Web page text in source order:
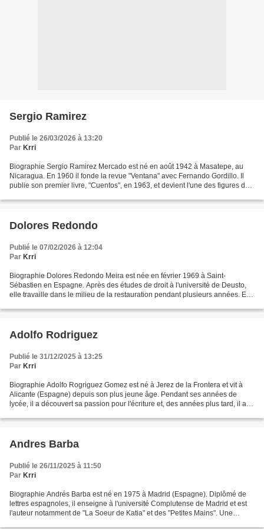
Sergio Ramirez
Publié le 26/03/2026 à 13:20
Par Krri
Biographie Sergio Ramirez Mercado est né en août 1942 à Masatepe, au
Nicaragua. En 1960 il fonde la revue "Ventana" avec Fernando Gordillo. Il
publie son premier livre, "Cuentos", en 1963, et devient l'une des figures de
Dolores Redondo
Publié le 07/02/2026 à 12:04
Par Krri
Biographie Dolores Redondo Meira est née en février 1969 à Saint-
Sébastien en Espagne. Après des études de droit à l'université de Deusto,
elle travaille dans le milieu de la restauration pendant plusieurs années. En
Adolfo Rodriguez
Publié le 31/12/2025 à 13:25
Par Krri
Biographie Adolfo Rogriguez Gomez est né à Jerez de la Frontera et vit à
Alicante (Espagne) depuis son plus jeune âge. Pendant ses années de
lycée, il a découvert sa passion pour l'écriture et, des années plus tard, il a
Andres Barba
Publié le 26/11/2025 à 11:50
Par Krri
Biographie Andrés Barba est né en 1975 à Madrid (Espagne). Diplômé de
lettres espagnoles, il enseigne à l'université Complutense de Madrid et est
l'auteur notamment de "La Soeur de Katia" et des "Petites Mains". Une